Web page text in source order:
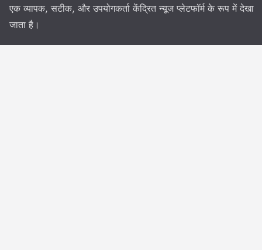
एक व्यापक, सटीक, और उपयोगकर्ता केंद्रित न्यूज प्लेटफॉर्म के रूप में देखा
जाता है।